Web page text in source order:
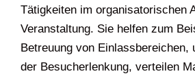
Tätigkeiten im organisatorischen
Veranstaltung. Sie helfen zum
Betreuung von Einlassbereichen,
der Besucherlenkung, verteilen